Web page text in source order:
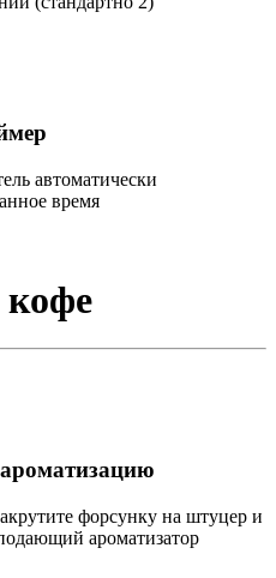
автоматически
время
форсунку на штуцер и
ароматизатор